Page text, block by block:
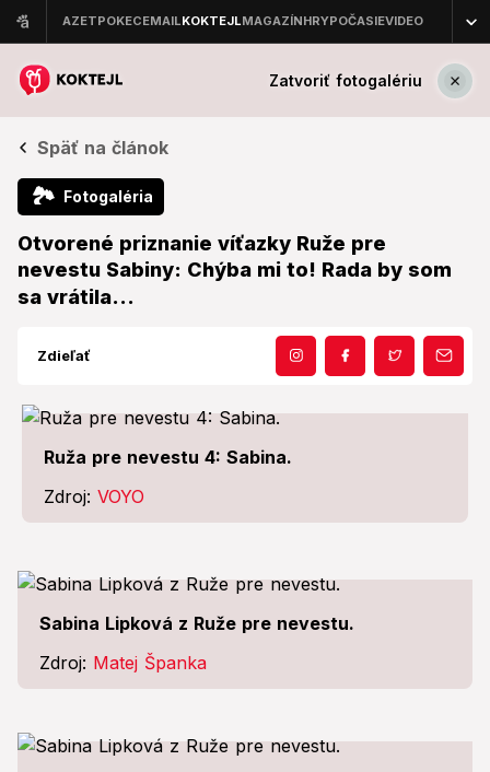
Zatvoriť fotogalériu
Späť na článok
🏞 Fotogaléria
Otvorené priznanie víťazky Ruže pre
nevestu Sabiny: Chýba mi to! Rada by som
sa vrátila...
Zdieľať
Ruža pre nevestu 4: Sabina.
Zdroj: VOYO
Sabina Lipková z Ruže pre nevestu.
Zdroj: Matej Španka